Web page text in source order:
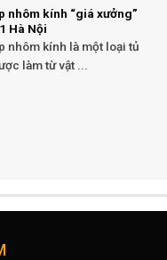
nhôm kính “giá xưởng”
Hà Nội
nhôm kính là một loại tủ
làm từ vật ...